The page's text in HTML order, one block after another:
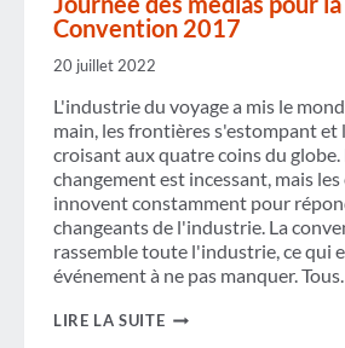
Convention 2017
20 juillet 2022
L'industrie du voyage a mis le
main, les frontières s'estompant et
croisant aux quatre coins du
changement est incessant, mais
innovent constamment pour
changeants de l'industrie. La
rassemble toute l'industrie, ce qui
événement à ne pas manquer.
LIRE LA SUITEGBTA